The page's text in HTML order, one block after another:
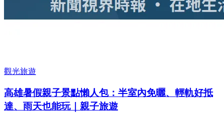
觀光旅遊
高雄暑假親子景點懶人包：半室內免曬、輕軌好抵
達、雨天也能玩｜親子旅遊